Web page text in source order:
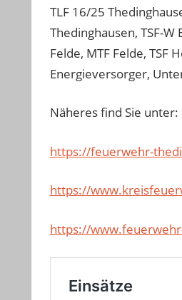
TLF 16/25
Thedinghausen, TSF-
Felde, MTF Felde, TSF
Energieversorger,
Näheres find Sie unter:
https://feuerwehr-
https://
https://